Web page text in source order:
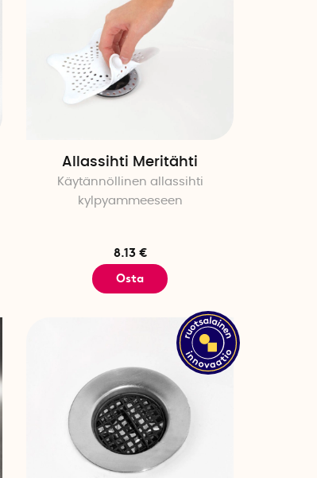
Allassihti Meritähti
Käytännöllinen allassihti
kylpyammeeseen
8.13 €
Osta